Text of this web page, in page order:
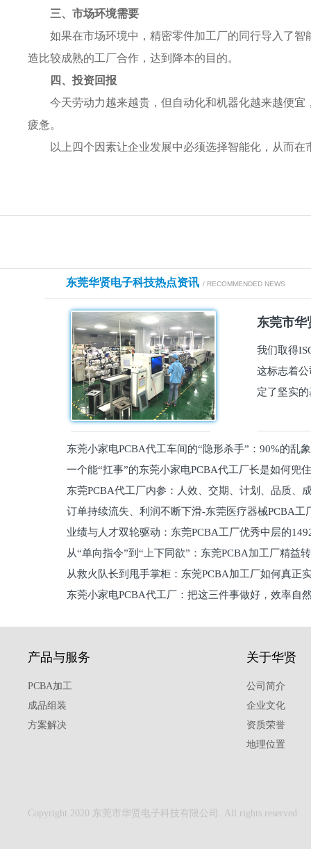
三、市场环境需要
如果在市场环境中，精密零件加工厂的同行导入了
造比较成熟的工厂合作，达到降本的目的。
四、投资回报
今天劳动力越来越贵，但自动化和机器化越来越便宜
疲惫。
以上四个因素让企业发展中必须选择智能化，从而
东莞华贤电子科技热点资讯 / RECOMMENDED NEWS
东莞市华
我们取得
这标志着
定了坚实
东莞小家电PCBA代工车间的“隐形杀手”：90%的乱
员工一个能“扛事”的东莞小家电PCBA代工厂长是如何兜
东莞PCBA代工厂内参：人效、交期、计划、品质
维锁客法则
订单持续流失、利润不断下滑-东莞医疗器械PCBA工
理死穴必须堵住
业绩与人才双轮驱动：东莞PCBA工厂优秀中层的
从“单向指令”到“上下同欲”：东莞PCBA加工厂精益
关键从救火队长到甩手掌柜：东莞PCBA加工厂如何真正
东莞小家电PCBA代工厂：把这三件事做好，效率自
产品与服务
PCBA加工
成品组装
方案解决
关于华贤
公司简介
企业文化
资质荣誉
地理位置
Copyright 2020 东莞市华贤电子科技有限公司. All rights reserved